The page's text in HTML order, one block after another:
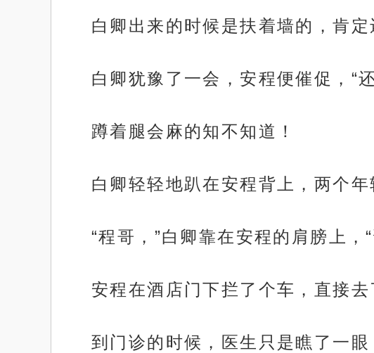
白卿出来的时候是扶着墙的，肯
白卿犹豫了一会，安程便催促，“
蹲着腿会麻的知不知道！
白卿轻轻地趴在安程背上，两个
“程哥，”白卿靠在安程的肩膀上，
安程在酒店门下拦了个车，直接
到门诊的时候，医生只是瞧了一